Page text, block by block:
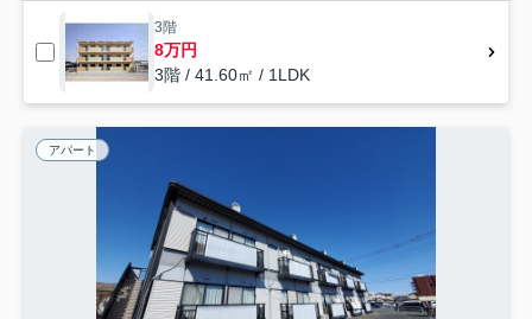
3階
8万円
3階 / 41.60㎡ / 1LDK
アパート